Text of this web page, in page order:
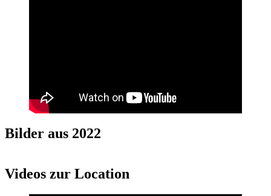
Bilder aus 2022
Videos zur Location